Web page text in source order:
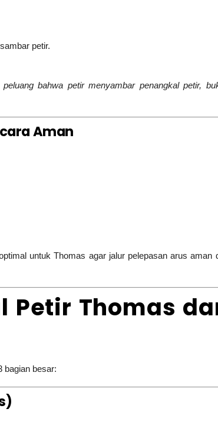
petir.
bahwa petir menyambar penangkal petir,
Aman
untuk Thomas agar jalur pelepasan arus aman
Petir Thomas
bagian besar: